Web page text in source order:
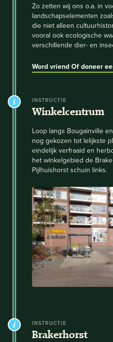
Zo zetten wij ons o.a. in
landschapselementen
die niet alleen
vooral ook ecologische
verschillende dier- en
Word vriendOf doneer
INSTRUCTIE
Winkelcentrum
Loop langs Bougainville
nog gekozen tot lelijkste
eindelijk verfraaid en
het winkelgebied de
Pijlhuishorst schuin links.
INSTRUCTIE
Brakerhorst